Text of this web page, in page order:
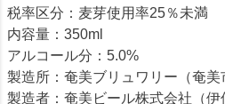
税率区分：麦芽使用率25％未満
内容量：350ml
アルコール分：5.0%
製造所：奄美ブリュワリー（奄美
製造者：奄美ビール株式会社（伊